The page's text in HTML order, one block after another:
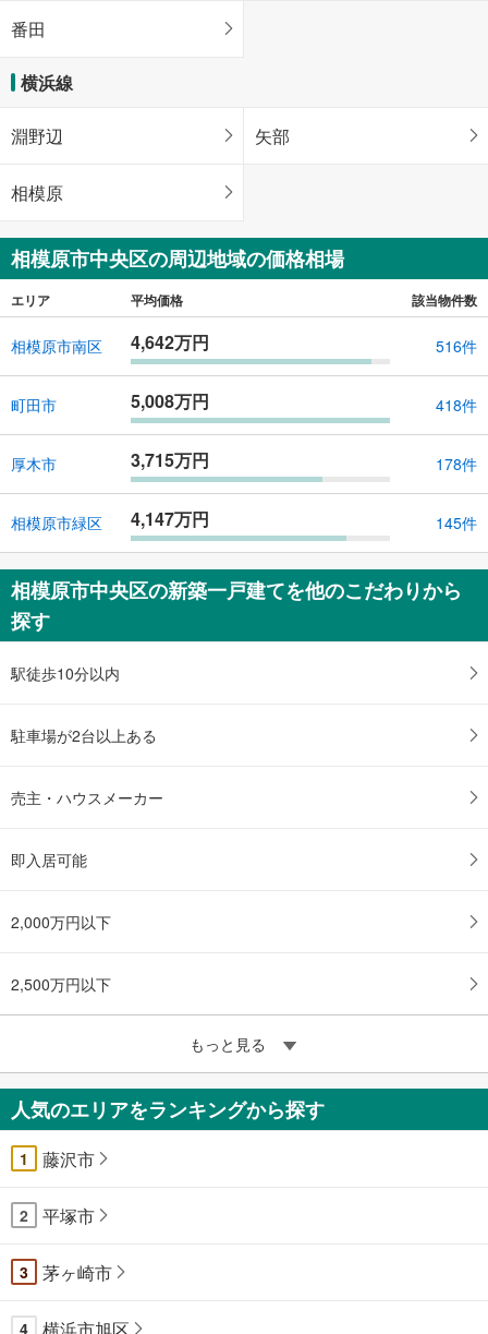
番田
横浜線
淵野辺 矢部
相模原
相模原市中央区の周辺地域の価格相場
エリア 平均価格 該当物件数
相模原市南区 4,642万円 516件
町田市 5,008万円 418件
厚木市 3,715万円 178件
相模原市緑区 4,147万円 145件
相模原市中央区の新築一戸建てを他のこだわりから
探す
駅徒歩10分以内
駐車場が2台以上ある
売主・ハウスメーカー
即入居可能
2,000万円以下
2,500万円以下
もっと見る
人気のエリアをランキングから探す
1 藤沢市
2 平塚市
3 茅ヶ崎市
4 横浜市旭区